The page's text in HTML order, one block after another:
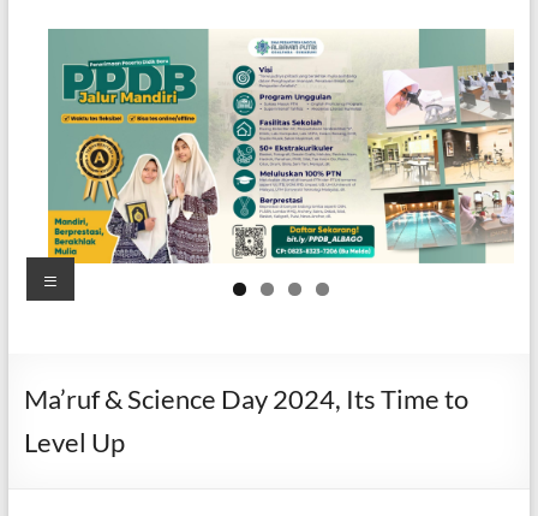
SMA
Pesantren
Unggul
Bayan
Putri
Goalpara
dan
Mulia
Menu
Ma’ruf & Science Day 2024, Its Time to
Level Up